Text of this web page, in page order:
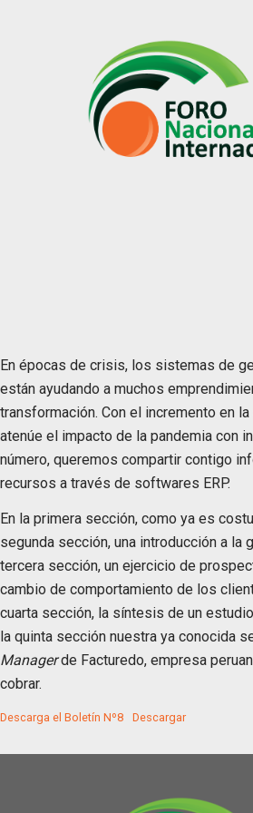
En épocas de crisis, los sistemas de
están ayudando a muchos
transformación. Con el incremento en
atenúe el impacto de la pandemia con
número, queremos compartir contigo
recursos a través de softwares ERP.
En la primera sección, como ya es
segunda sección, una introducción a
tercera sección, un ejercicio de
cambio de comportamiento de los
cuarta sección, la síntesis de un
la quinta sección nuestra ya conocida
Managerde Facturedo, empresa
cobrar.
Descarga el Boletín Nº8 Descargar